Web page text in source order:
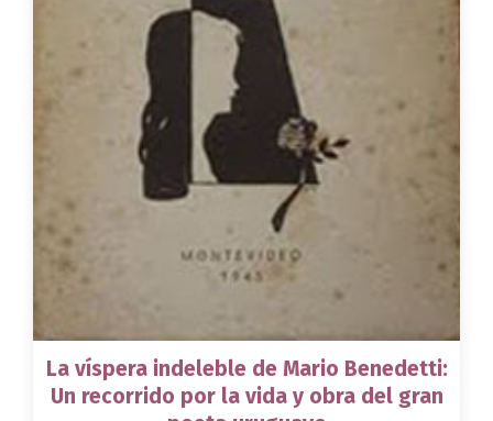
La víspera indeleble de Mario Benedetti:
Un recorrido por la vida y obra del gran